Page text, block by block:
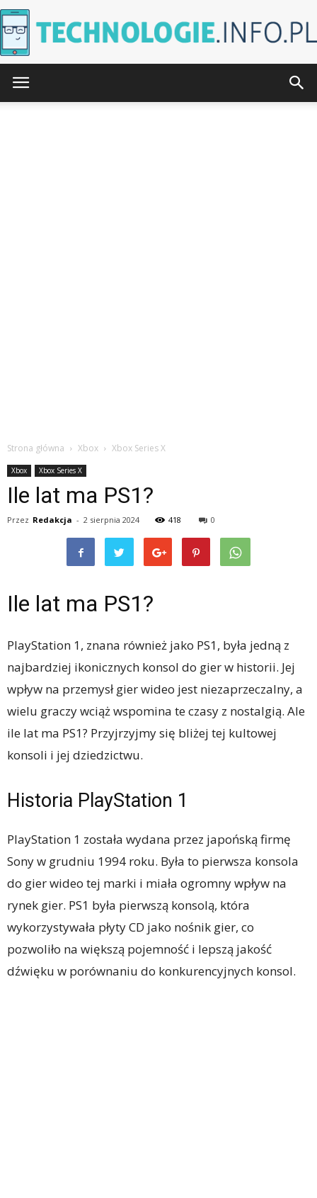
Strona główna Xbox Xbox Series X
Xbox Xbox Series X
Ile lat ma PS1?
Przez Redakcja - 2 sierpnia 2024 418 0
Ile lat ma PS1?
PlayStation 1, znana również jako PS1, była jedną z
najbardziej ikonicznych konsol do gier w historii. Jej
wpływ na przemysł gier wideo jest niezaprzeczalny, a
wielu graczy wciąż wspomina te czasy z nostalgią. Ale
ile lat ma PS1? Przyjrzyjmy się bliżej tej kultowej
konsoli i jej dziedzictwu.
Historia PlayStation 1
PlayStation 1 została wydana przez japońską firmę
Sony w grudniu 1994 roku. Była to pierwsza konsola
do gier wideo tej marki i miała ogromny wpływ na
rynek gier. PS1 była pierwszą konsolą, która
wykorzystywała płyty CD jako nośnik gier, co
pozwoliło na większą pojemność i lepszą jakość
dźwięku w porównaniu do konkurencyjnych konsol.